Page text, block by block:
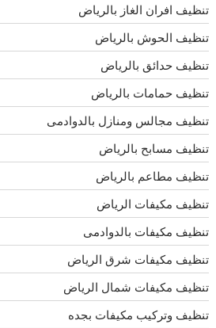
تنظيف افران الغاز بالرياض
تنظيف الحوش بالرياض
تنظيف حدائق بالرياض
تنظيف حمامات بالرياض
تنظيف مجالس ومنازل بالدوادمى
تنظيف مسابح بالرياض
تنظيف مطاعم بالرياض
تنظيف مكيفات الرياض
تنظيف مكيفات بالدوادمى
تنظيف مكيفات شرق الرياض
تنظيف مكيفات شمال الرياض
تنظيف وتركيب مكيفات بجده